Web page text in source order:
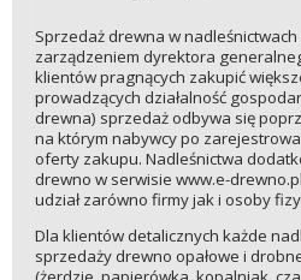
Sprzedaż drewna w
zarządzeniem dyrektora
klientów pragnących zakupić
prowadzących działalność
drewna) sprzedaż odbywa się
na którym nabywcy po
oferty zakupu. Nadleśnictwa
drewno w serwisie www.e-
udział zarówno firmy jak i osoby
Dla klientów detalicznych każde
sprzedaży drewno opałowe i